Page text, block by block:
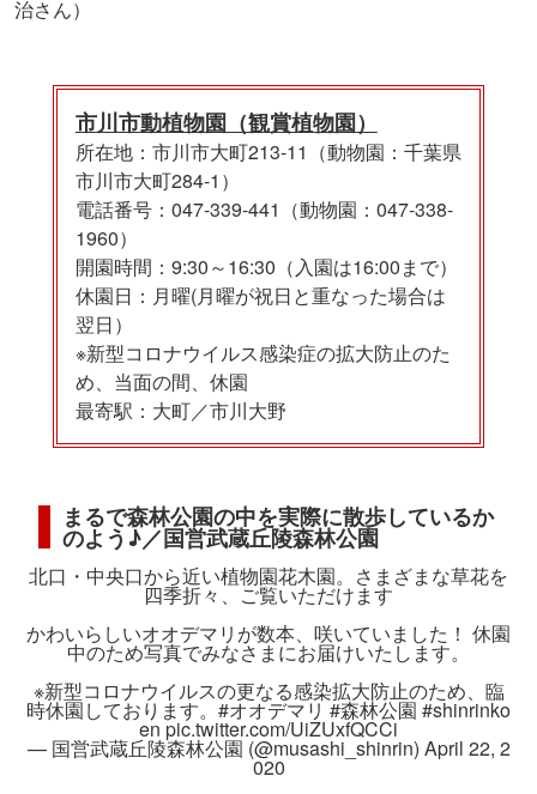
治さん）
市川市動植物園（観賞植物園）
所在地：市川市大町213-11（動物園：千葉県
市川市大町284-1）
電話番号：047-339-441（動物園：047-338-
1960）
開園時間：9:30～16:30（入園は16:00まで）
休園日：月曜(月曜が祝日と重なった場合は
翌日）
※新型コロナウイルス感染症の拡大防止のた
め、当面の間、休園
最寄駅：大町／市川大野
まるで森林公園の中を実際に散歩しているか
のよう♪／国営武蔵丘陵森林公園
北口・中央口から近い植物園花木園。さまざまな草花を
四季折々、ご覧いただけます
かわいらしいオオデマリが数本、咲いていました！ 休園
中のため写真でみなさまにお届けいたします。
※新型コロナウイルスの更なる感染拡大防止のため、臨
時休園しております。 #オオデマリ #森林公園 #shinrinko
en pic.twitter.com/UiZUxfQCCi
— 国営武蔵丘陵森林公園 (@musashi_shinrin) April 22, 2
020